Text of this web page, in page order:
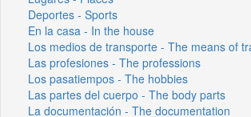
Deportes - Sports
En la casa - In the house
Los medios de transporte - The means of
Las profesiones - The professions
Los pasatiempos - The hobbies
Las partes del cuerpo - The body parts
La documentación - The documentation